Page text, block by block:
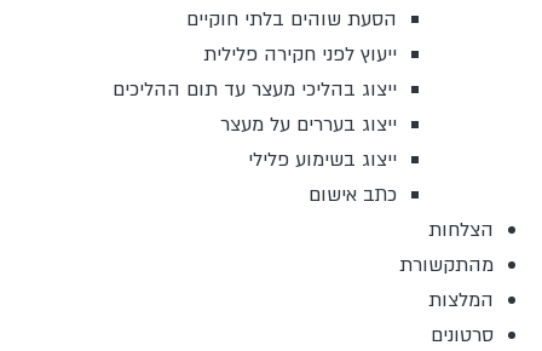
הסעת שוהים בלתי חוקיים
ייעוץ לפני חקירה פלילית
ייצוג בהליכי מעצר עד תום ההליכים
ייצוג בעררים על מעצר
ייצוג בשימוע פלילי
כתב אישום
הצלחות
מהתקשורת
המלצות
סרטונים